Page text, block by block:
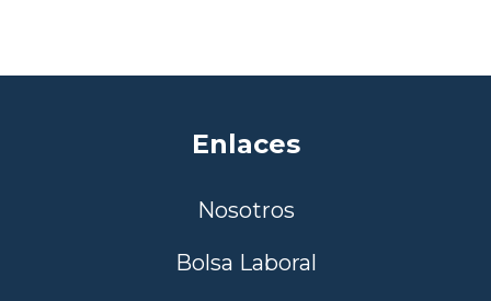
Enlaces
Nosotros
Bolsa Laboral